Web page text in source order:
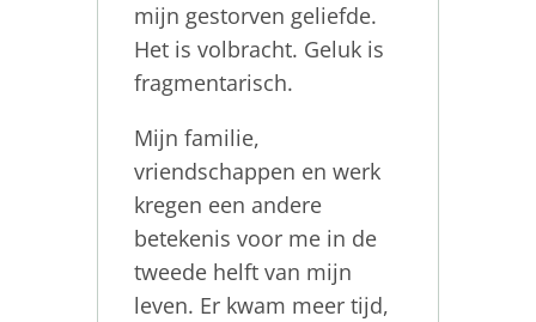
mijn gestorven geliefde.
Het is volbracht. Geluk is
fragmentarisch.
Mijn familie,
vriendschappen en werk
kregen een andere
betekenis voor me in de
tweede helft van mijn
leven. Er kwam meer tijd,